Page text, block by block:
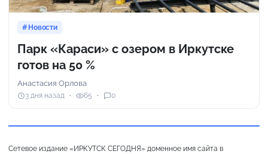
Новости
Парк «Караси» с озером в Иркутске
готов на 50 %
Анастасия Орлова
3 дня назад 65 0
Сетевое издание «ИРКУТСК СЕГОДНЯ» доменное имя сайта в